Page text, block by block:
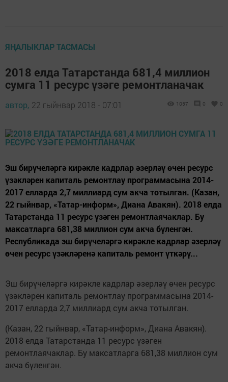
ЯҢАЛЫКЛАР ТАСМАСЫ
2018 елда Татарстанда 681,4 миллион
сумга 11 ресурс үзәге ремонтланачак
автор, 22 гыйнвар 2018 - 07:01 1057 0 0
Эш бирүчеләргә кирәкле кадрлар әзерләү өчен ресурс
үзәкләрен капиталь ремонтлау программасына 2014-
2017 елларда 2,7 миллиард сум акча тотылган. (Казан,
22 гыйнвар, «Татар-информ», Диана Авакян). 2018 елда
Татарстанда 11 ресурс үзәген ремонтлаячаклар. Бу
максатларга 681,38 миллион сум акча бүленгән.
Республикада эш бирүчеләргә кирәкле кадрлар әзерләү
өчен ресурс үзәкләренә капиталь ремонт үткәрү...
Эш бирүчеләргә кирәкле кадрлар әзерләү өчен ресурс
үзәкләрен капиталь ремонтлау программасына 2014-
2017 елларда 2,7 миллиард сум акча тотылган.
(Казан, 22 гыйнвар, «Татар-информ», Диана Авакян).
2018 елда Татарстанда 11 ресурс үзәген
ремонтлаячаклар. Бу максатларга 681,38 миллион сум
акча бүленгән.